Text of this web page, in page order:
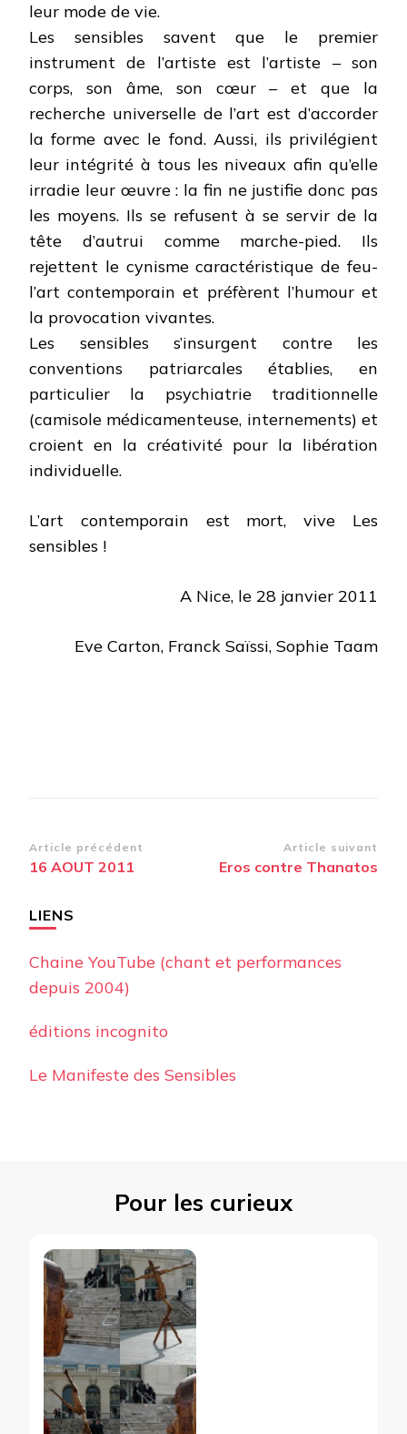
leur mode de vie.
Les sensibles savent que le premier
instrument de l’artiste est l’artiste – son
corps, son âme, son cœur – et que la
recherche universelle de l’art est d’accorder
la forme avec le fond. Aussi, ils privilégient
leur intégrité à tous les niveaux afin qu’elle
irradie leur œuvre : la fin ne justifie donc pas
les moyens. Ils se refusent à se servir de la
tête d’autrui comme marche-pied. Ils
rejettent le cynisme caractéristique de feu-
l’art contemporain et préfèrent l’humour et
la provocation vivantes.
Les sensibles s’insurgent contre les
conventions patriarcales établies, en
particulier la psychiatrie traditionnelle
(camisole médicamenteuse, internements) et
croient en la créativité pour la libération
individuelle.
L’art contemporain est mort, vive Les
sensibles !
A Nice, le 28 janvier 2011
Eve Carton, Franck Saïssi, Sophie Taam
Navigation
d’article
Article précédent
16 AOUT 2011
Article suivant
Eros contre Thanatos
LIENS
Chaine YouTube (chant et performances
depuis 2004)
éditions incognito
Le Manifeste des Sensibles
Pour les curieux